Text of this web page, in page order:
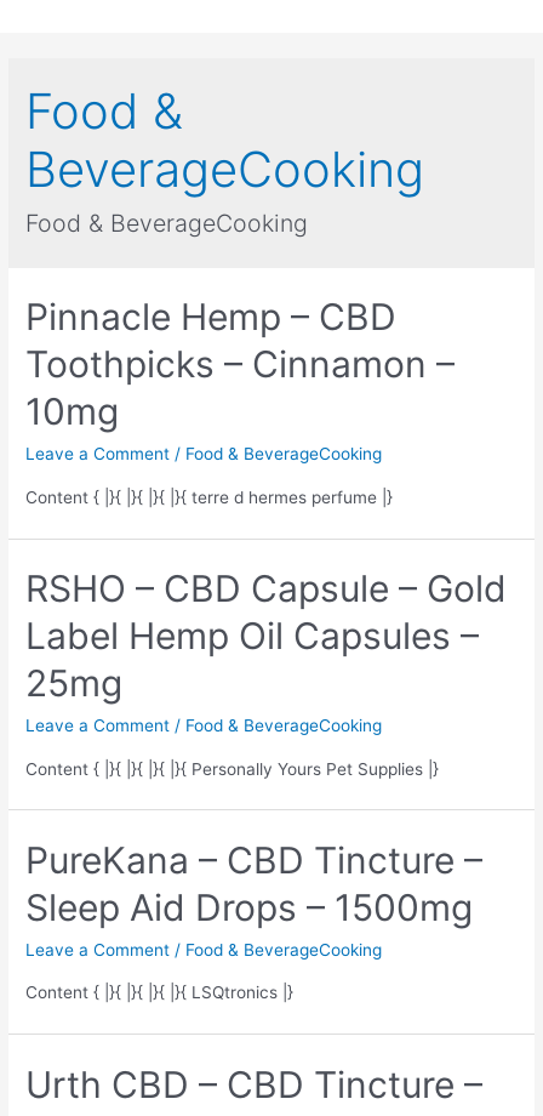
Food &
BeverageCooking
Food & BeverageCooking
Pinnacle Hemp – CBD
Toothpicks – Cinnamon –
10mg
Leave a Comment / Food & BeverageCooking
Content { |}{ |}{ |}{ |}{ terre d hermes perfume |}
RSHO – CBD Capsule – Gold
Label Hemp Oil Capsules –
25mg
Leave a Comment / Food & BeverageCooking
Content { |}{ |}{ |}{ |}{ Personally Yours Pet Supplies |}
PureKana – CBD Tincture –
Sleep Aid Drops – 1500mg
Leave a Comment / Food & BeverageCooking
Content { |}{ |}{ |}{ |}{ LSQtronics |}
Urth CBD – CBD Tincture –